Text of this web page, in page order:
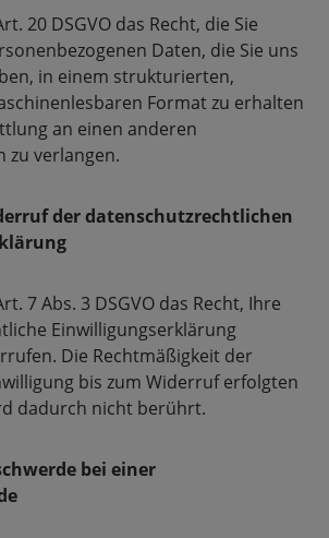
20 DSGVO das Recht, die Sie
Daten, die Sie uns
in einem strukturierten,
Format zu erhalten
an einen anderen
zu verlangen.
der datenschutzrechtlichen
7 Abs. 3 DSGVO das Recht, Ihre
Einwilligungserklärung
Die Rechtmäßigkeit der
bis zum Widerruf erfolgten
dadurch nicht berührt.
bei einer